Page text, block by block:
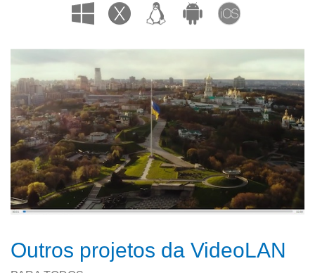
Outros projetos da VideoLAN